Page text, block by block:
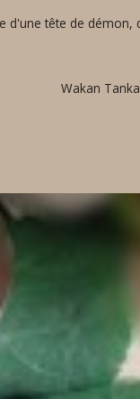
d'une tête de démon,
Wakan